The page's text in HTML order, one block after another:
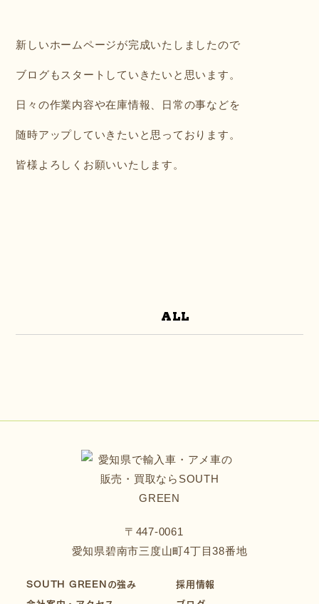
新しいホームページが完成いたしましたので
ブログもスタートしていきたいと思います。
日々の作業内容や在庫情報、日常の事などを
随時アップしていきたいと思っております。
皆様よろしくお願いいたします。
ALL
〒447-0061
愛知県碧南市三度山町4丁目38番地
SOUTH GREENの強み
採用情報